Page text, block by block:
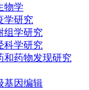
物学
学研究
组学研究
科学研究
和药物发现研究
基因编辑